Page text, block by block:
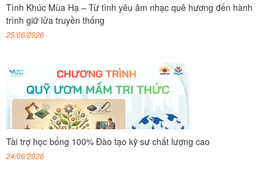
Tình Khúc Mùa Hạ – Từ tình yêu âm nhạc quê hương đến hành
trình giữ lửa truyền thống
25/06/2026
Tài trợ học bổng 100% Đào tạo kỹ sư chất lượng cao
24/06/2026